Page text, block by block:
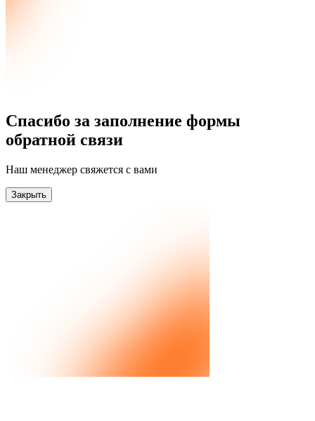
Спасибо за заполнение формы
обратной связи
Наш менеджер свяжется с вами
Закрыть